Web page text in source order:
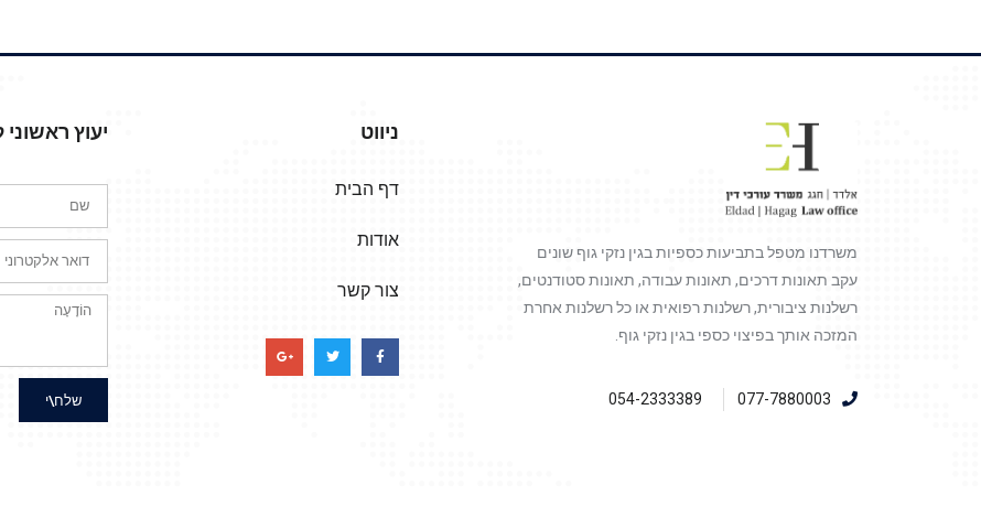
משרדנו מטפל בתביעות כספיות בגין נזקי גוף שונים
עקב תאונות דרכים, תאונות עבודה, תאונות סטודנטים,
רשלנות ציבורית, רשלנות רפואית או כל רשלנות אחרת
המזכה אותך בפיצוי כספי בגין נזקי גוף.
077-7880003
054-2333389
ניווט
דף הבית
אודות
צור קשר
יעוץ
שלח\י